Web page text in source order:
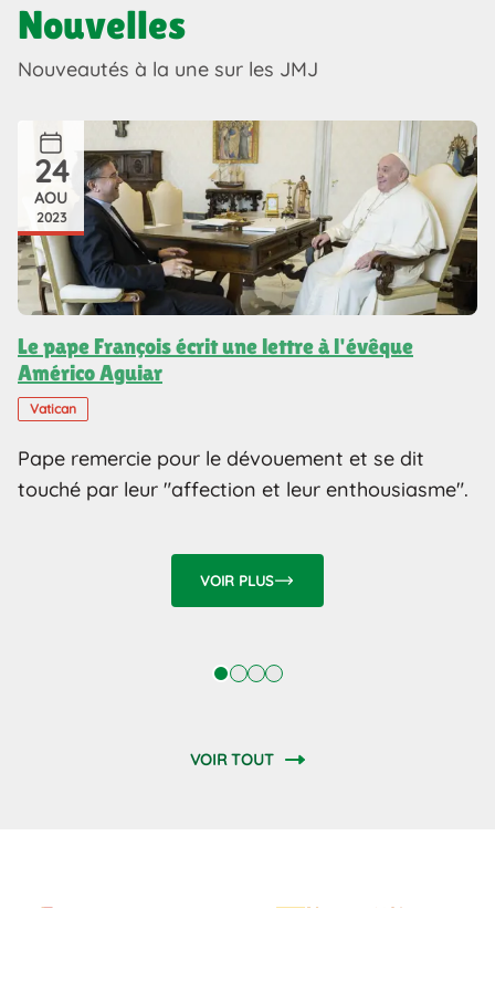
Nouvelles
Nouveautés à la une sur les JMJ
24
AOU
2023
Le pape François écrit une lettre à l'évêque
Américo Aguiar
Vatican
Pape remercie pour le dévouement et se dit
touché par leur "affection et leur enthousiasme".
VOIR PLUS
VOIR TOUT